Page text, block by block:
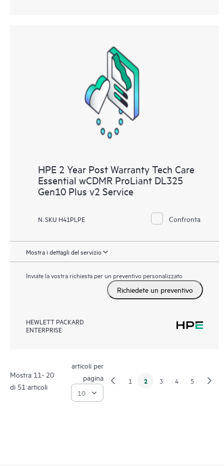
HPE 2 Year Post Warranty Tech Care
Essential wCDMR ProLiant DL325
Gen10 Plus v2 Service
N. SKU H41PLPE Confronta
Mostra i dettagli del servizio
Inviate la vostra richiesta per un preventivo personalizzato
Richiedete un preventivo
HEWLETT PACKARD
ENTERPRISE
Mostra 11- 20
di 51 articoli
articoli per
pagina
1 2 3 4 5